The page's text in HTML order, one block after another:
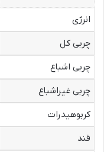
انرژی
چربی کل
چربی اشباع
چربی غیراشباع
کربوهیدرات
قند